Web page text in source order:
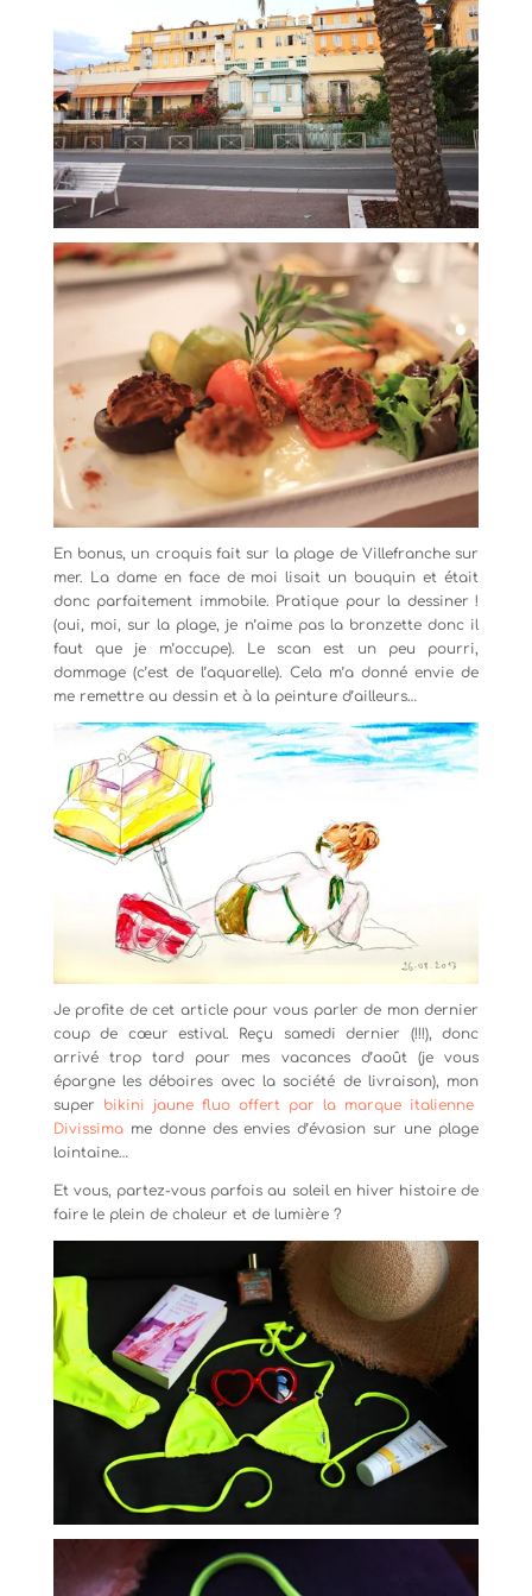
En bonus, un croquis fait sur la plage de Villefranche sur
mer. La dame en face de moi lisait un bouquin et était
donc parfaitement immobile. Pratique pour la dessiner !
(oui, moi, sur la plage, je n’aime pas la bronzette donc il
faut que je m’occupe). Le scan est un peu pourri,
dommage (c’est de l’aquarelle). Cela m’a donné envie de
me remettre au dessin et à la peinture d’ailleurs…
Je profite de cet article pour vous parler de mon dernier
coup de cœur estival. Reçu samedi dernier (!!!), donc
arrivé trop tard pour mes vacances d’août (je vous
épargne les déboires avec la société de livraison), mon
super bikini jaune fluo offert par la marque italienne
Divissimame donne des envies d’évasion sur une plage
lointaine…
Et vous, partez-vous parfois au soleil en hiver histoire de
faire le plein de chaleur et de lumière ?